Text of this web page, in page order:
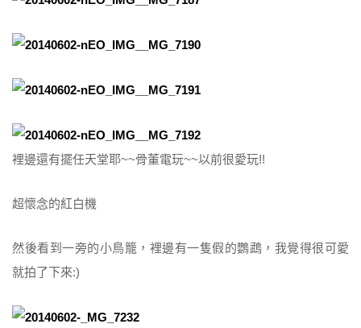
裡邊還有擺任天堂耶~~骨董電玩~~以前很愛玩!!
超懷念的紅白機
然後看到一旁的小鳥籠，裡邊有一隻假的鸚鵡，我覺得很可愛
就拍了下來:)